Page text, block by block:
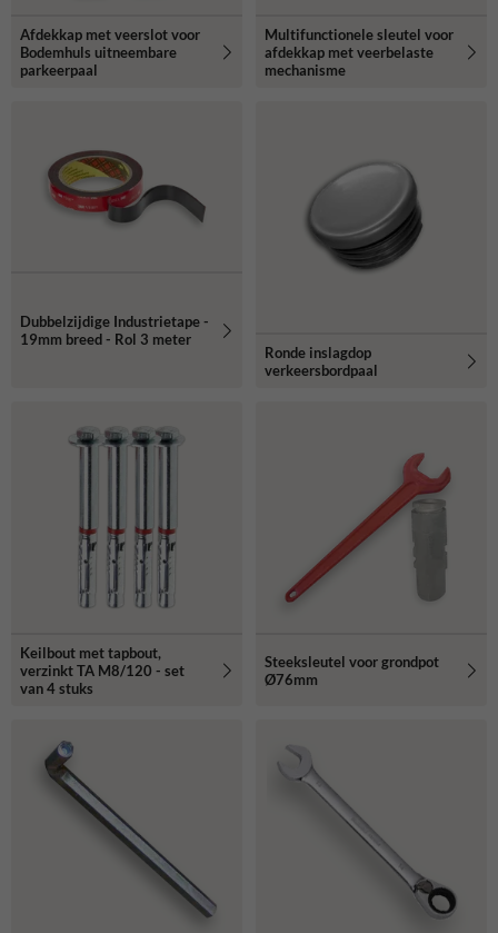
Afdekkap met veerslot voor
Bodemhuls uitneembare
parkeerpaal
Multifunctionele sleutel voor
afdekkap met veerbelaste
mechanisme
Dubbelzijdige Industrietape -
19mm breed - Rol 3 meter
Ronde inslagdop
verkeersbordpaal
Keilbout met tapbout,
verzinkt TA M8/120 - set
van 4 stuks
Steeksleutel voor grondpot
Ø76mm